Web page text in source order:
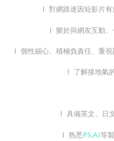
l 對網路迷因短影片有
l 樂於與網友互動、
l 個性細心、積極負責任、重
l 了解接地氣
l 具備英文、日
l 熟悉PS.AI等